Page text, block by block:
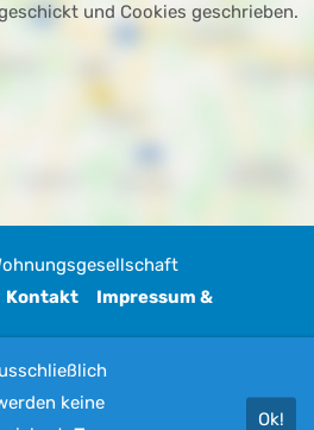
und Cookies geschrieben.
Kontakt
Impressum &
keine
Ok!